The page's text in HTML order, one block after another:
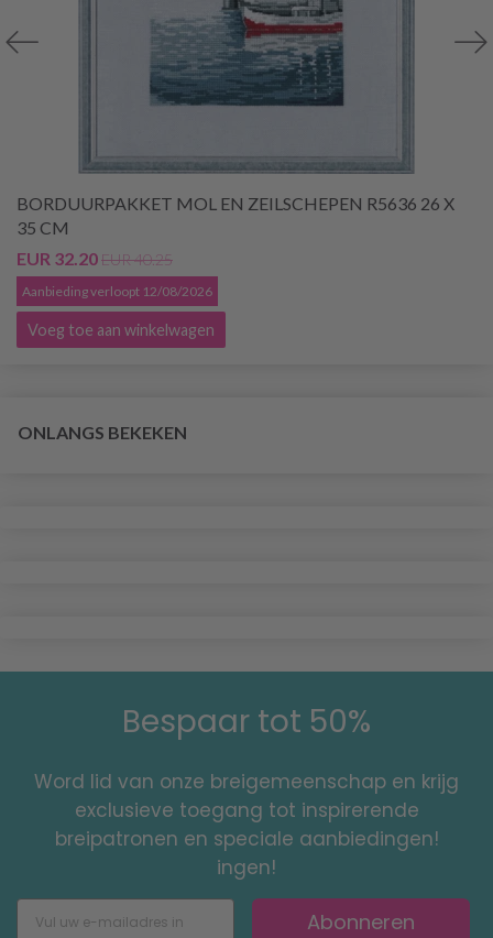
BORDUURPAKKET MOL EN ZEILSCHEPEN R5636 26 X
35 CM
EUR 32.20EUR 40.25
Aanbieding verloopt 12/08/2026
Voeg toe aan winkelwagen
ONLANGS BEKEKEN
Bespaar tot 50%
Word lid van onze breigemeenschap en krijg
exclusieve toegang tot inspirerende
breipatronen en speciale aanbiedingen!
ingen!
Abonneren